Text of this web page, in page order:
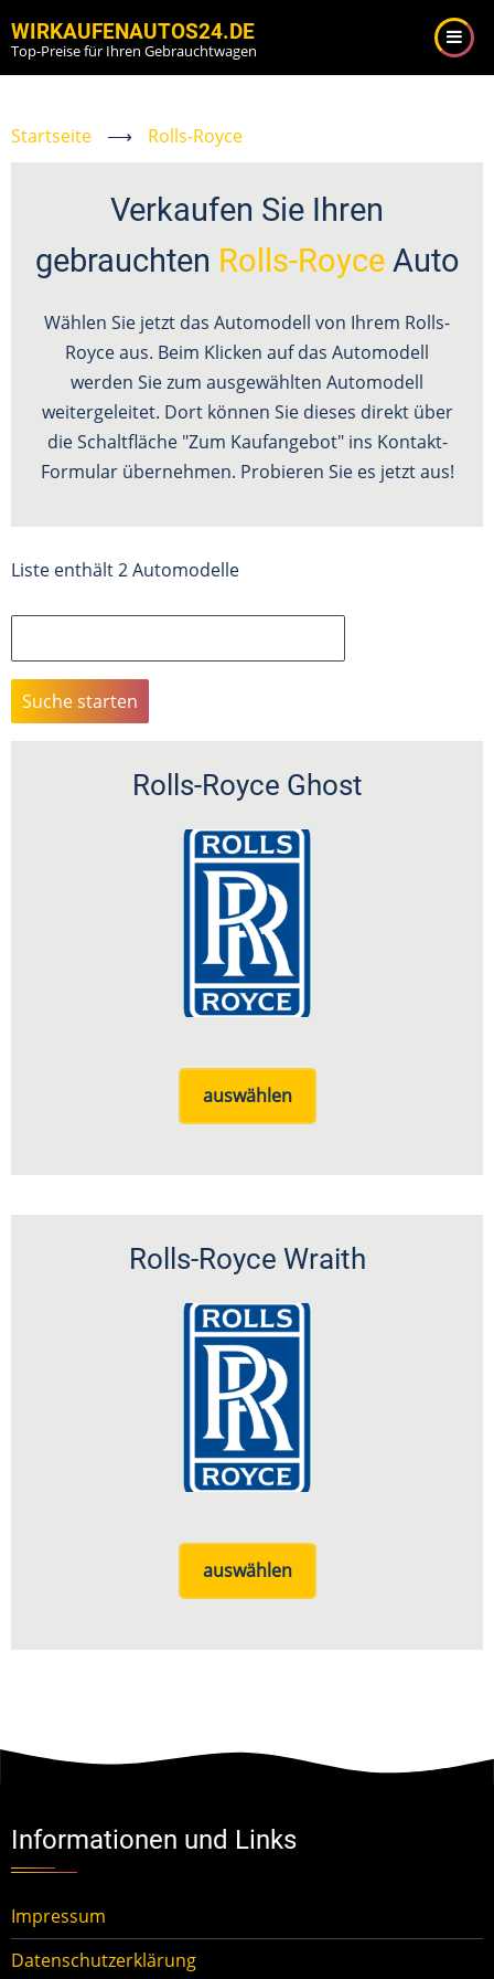
zum
Inhalt
WIRKAUFENAUTOS24.DE
Top-Preise für Ihren Gebrauchtwagen
Startseite ⟶ Rolls-Royce
Verkaufen Sie Ihren
gebrauchten Rolls-RoyceAuto
Wählen Sie jetzt das Automodell von Ihrem Rolls-
Royce aus. Beim Klicken auf das Automodell
werden Sie zum ausgewählten Automodell
weitergeleitet. Dort können Sie dieses direkt über
die Schaltfläche "Zum Kaufangebot" ins Kontakt-
Formular übernehmen. Probieren Sie es jetzt aus!
Liste enthält 2 Automodelle
Rolls-Royce Ghost
auswählen
Rolls-Royce Wraith
auswählen
Informationen und Links
Impressum
Datenschutzerklärung